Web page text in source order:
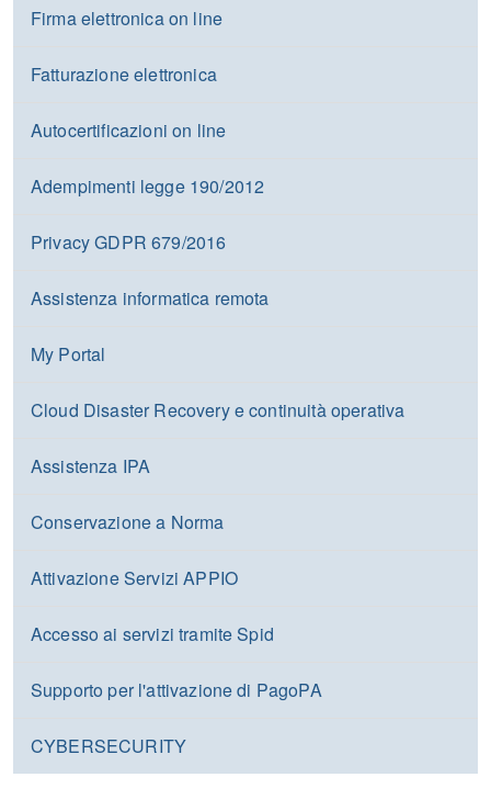
Firma elettronica on line
Fatturazione elettronica
Autocertificazioni on line
Adempimenti legge 190/2012
Privacy GDPR 679/2016
Assistenza informatica remota
My Portal
Cloud Disaster Recovery e continuità operativa
Assistenza IPA
Conservazione a Norma
Attivazione Servizi APPIO
Accesso ai servizi tramite Spid
Supporto per l'attivazione di PagoPA
CYBERSECURITY